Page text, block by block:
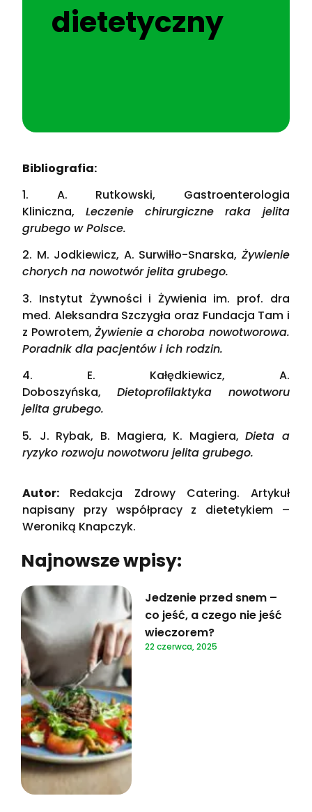
dietetyczny
Bibliografia:
1. A. Rutkowski, Gastroenterologia
Kliniczna, Leczenie chirurgiczne raka jelita
grubego w Polsce.
2. M. Jodkiewicz, A. Surwiłło-Snarska, Żywienie
chorych na nowotwór jelita grubego.
3. Instytut Żywności i Żywienia im. prof. dra
med. Aleksandra Szczygła oraz Fundacja Tam i
z Powrotem, Żywienie a choroba nowotworowa.
Poradnik dla pacjentów i ich rodzin.
4. E. Kałędkiewicz, A.
Doboszyńska, Dietoprofilaktyka nowotworu
jelita grubego.
5. J. Rybak, B. Magiera, K. Magiera,Dieta a
ryzyko rozwoju nowotworu jelita grubego.
Autor: Redakcja Zdrowy Catering. Artykuł
napisany przy współpracy z dietetykiem –
Weroniką Knapczyk.
Najnowsze wpisy:
Jedzenie przed snem –
co jeść, a czego nie jeść
wieczorem?
22 czerwca, 2025